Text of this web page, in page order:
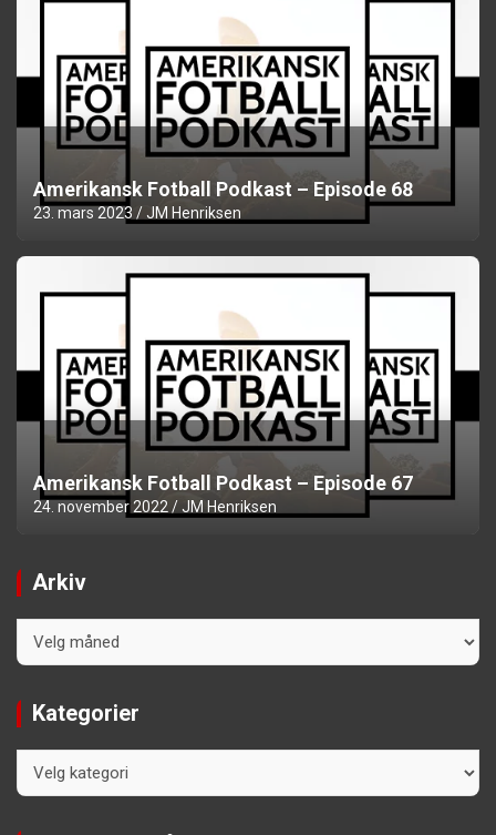
Amerikansk Fotball Podkast – Episode 68
23. mars 2023 JM Henriksen
Amerikansk Fotball Podkast – Episode 67
24. november 2022 JM Henriksen
Arkiv
Kategorier